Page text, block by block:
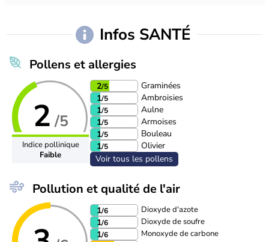
Infos SANTÉ
Pollens et allergies
2 /5
Indice pollinique
Faible
2/5
Graminées
1/5
Ambroisies
1/5
Aulne
1/5
Armoises
1/5
Bouleau
1/5
Olivier
Voir tous les pollens
Pollution et qualité de l'air
1/6 Dioxyde d'azote
1/6 Dioxyde de soufre
1/6 Monoxyde de carbone